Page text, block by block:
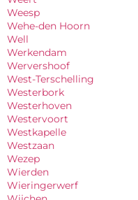
Weesp
Wehe-den Hoorn
Well
Werkendam
Wervershoof
West-Terschelling
Westerbork
Westerhoven
Westervoort
Westkapelle
Westzaan
Wezep
Wierden
Wieringerwerf